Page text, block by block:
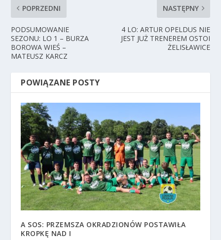
POPRZEDNI
PODSUMOWANIE
SEZONU: LO 1 – BURZA
BOROWA WIEŚ –
MATEUSZ KARCZ
NASTĘPNY
4 LO: ARTUR OPELDUS NIE
JEST JUŻ TRENEREM OSTOI
ŻELISŁAWICE
POWIĄZANE POSTY
A SOS: PRZEMSZA OKRADZIONÓW POSTAWIŁA
KROPKĘ NAD I